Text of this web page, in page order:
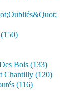
Bois (133)
Chantilly (120)
(116)